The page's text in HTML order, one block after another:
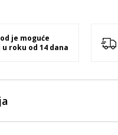
je moguće
roku od 14 dana